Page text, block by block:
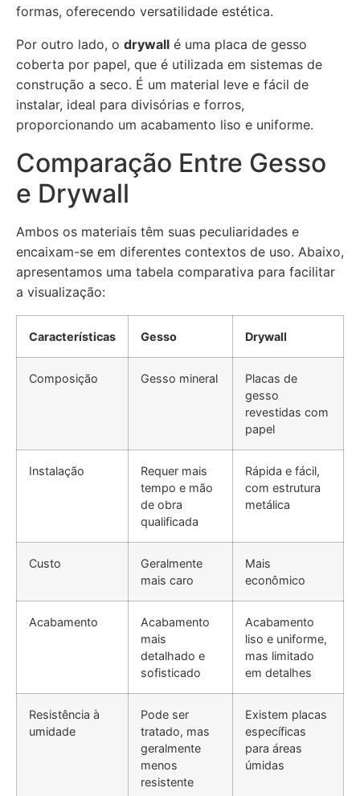
formas, oferecendo versatilidade estética.
Por outro lado, o drywall é uma placa de gesso
coberta por papel, que é utilizada em sistemas de
construção a seco. É um material leve e fácil de
instalar, ideal para divisórias e forros,
proporcionando um acabamento liso e uniforme.
Comparação Entre Gesso
e Drywall
Ambos os materiais têm suas peculiaridades e
encaixam-se em diferentes contextos de uso. Abaixo,
apresentamos uma tabela comparativa para facilitar
a visualização:
Características Gesso Drywall
Composição Gesso mineral
Placas de
gesso
revestidas com
papel
Instalação
Requer mais
tempo e mão
de obra
qualificada
Rápida e fácil,
com estrutura
metálica
Custo
Geralmente
mais caro
Mais
econômico
Acabamento
Acabamento
mais
detalhado e
sofisticado
Acabamento
liso e uniforme,
mas limitado
em detalhes
Resistência à
umidade
Pode ser
tratado, mas
geralmente
menos
resistente
Existem placas
específicas
para áreas
úmidas